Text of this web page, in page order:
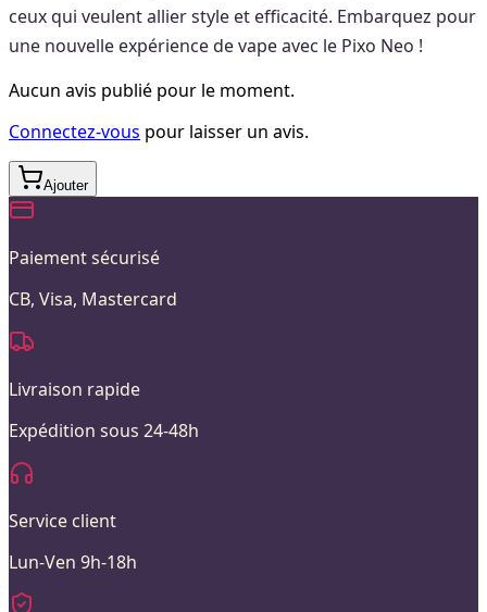
ceux qui veulent allier style et efficacité. Embarquez pour
une nouvelle expérience de vape avec le Pixo Neo !
Aucun avis publié pour le moment.
Connectez-vous pour laisser un avis.
Ajouter
Paiement sécurisé
CB, Visa, Mastercard
Livraison rapide
Expédition sous 24-48h
Service client
Lun-Ven 9h-18h